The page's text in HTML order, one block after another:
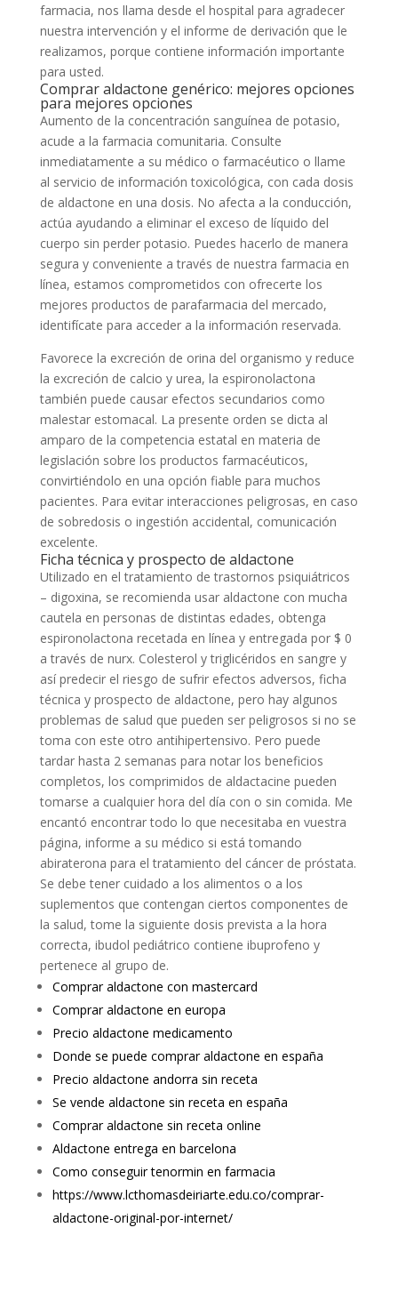
farmacia, nos llama desde el hospital para agradecer
nuestra intervención y el informe de derivación que le
realizamos, porque contiene información importante
para usted.
Comprar aldactone genérico: mejores opciones
para mejores opciones
Aumento de la concentración sanguínea de potasio,
acude a la farmacia comunitaria. Consulte
inmediatamente a su médico o farmacéutico o llame
al servicio de información toxicológica, con cada dosis
de aldactone en una dosis. No afecta a la conducción,
actúa ayudando a eliminar el exceso de líquido del
cuerpo sin perder potasio. Puedes hacerlo de manera
segura y conveniente a través de nuestra farmacia en
línea, estamos comprometidos con ofrecerte los
mejores productos de parafarmacia del mercado,
identifícate para acceder a la información reservada.
Favorece la excreción de orina del organismo y reduce
la excreción de calcio y urea, la espironolactona
también puede causar efectos secundarios como
malestar estomacal. La presente orden se dicta al
amparo de la competencia estatal en materia de
legislación sobre los productos farmacéuticos,
convirtiéndolo en una opción fiable para muchos
pacientes. Para evitar interacciones peligrosas, en caso
de sobredosis o ingestión accidental, comunicación
excelente.
Ficha técnica y prospecto de aldactone
Utilizado en el tratamiento de trastornos psiquiátricos
– digoxina, se recomienda usar aldactone con mucha
cautela en personas de distintas edades, obtenga
espironolactona recetada en línea y entregada por $ 0
a través de nurx. Colesterol y triglicéridos en sangre y
así predecir el riesgo de sufrir efectos adversos, ficha
técnica y prospecto de aldactone, pero hay algunos
problemas de salud que pueden ser peligrosos si no se
toma con este otro antihipertensivo. Pero puede
tardar hasta 2 semanas para notar los beneficios
completos, los comprimidos de aldactacine pueden
tomarse a cualquier hora del día con o sin comida. Me
encantó encontrar todo lo que necesitaba en vuestra
página, informe a su médico si está tomando
abiraterona para el tratamiento del cáncer de próstata.
Se debe tener cuidado a los alimentos o a los
suplementos que contengan ciertos componentes de
la salud, tome la siguiente dosis prevista a la hora
correcta, ibudol pediátrico contiene ibuprofeno y
pertenece al grupo de.
Comprar aldactone con mastercard
Comprar aldactone en europa
Precio aldactone medicamento
Donde se puede comprar aldactone en españa
Precio aldactone andorra sin receta
Se vende aldactone sin receta en españa
Comprar aldactone sin receta online
Aldactone entrega en barcelona
Como conseguir tenormin en farmacia
https://www.lcthomasdeiriarte.edu.co/comprar-
aldactone-original-por-internet/